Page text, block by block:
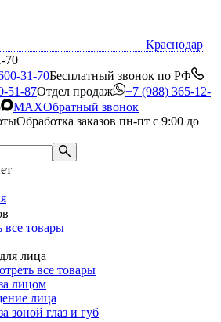
Краснодар
70
31-70Бесплатный звонок по РФ
51-87Отдел продаж
+7 (988) 365-12-
MAXОбратный звонок
Обработка заказов пн-пт с 9:00 до
все товары
лица
все товары
лицом
лица
зоной глаз и губ